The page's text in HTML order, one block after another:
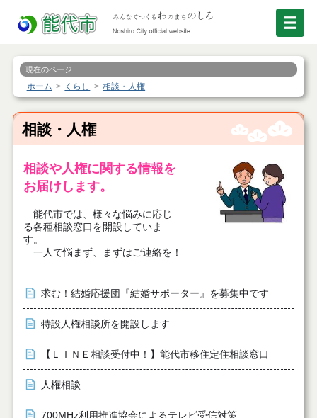
現在のページ
ホーム くらし 相談・人権
相談・人権
相談や人権に関する情報を
お届けします。
能代市では、様々な悩みに応じ
る各種相談窓口を開設していま
す。
一人で悩まず、まずはご連絡を！
求む！結婚応援団『結婚サポーター』を募集中です
特設人権相談所を開設します
【ＬＩＮＥ相談受付中！】能代市移住定住相談窓口
人権相談
700MHz利用推進協会によるテレビ受信対策